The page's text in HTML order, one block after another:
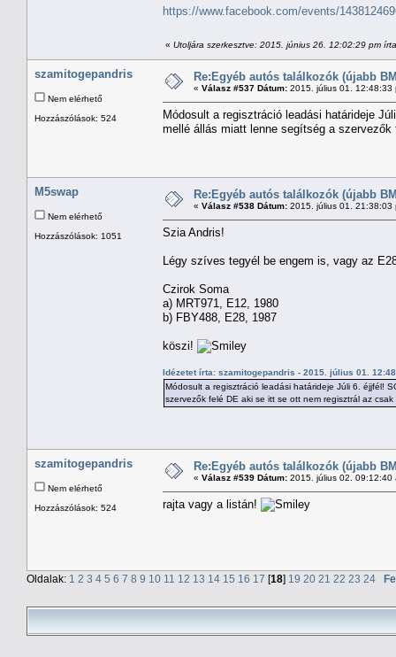
https://www.facebook.com/events/
« Utoljára szerkesztve: 2015. június 26. 12:02:29 pm
szamitogepandris
Nem elérhető
Hozzászólások: 524
Re:Egyéb autós találkozók (újabb
« Válasz #537 Dátum: 2015. július 01. 12:48:33
Módosult a regisztráció leadási határideje
mellé állás miatt lenne segítség a
M5swap
Nem elérhető
Hozzászólások: 1051
Re:Egyéb autós találkozók (újabb
« Válasz #538 Dátum: 2015. július 01. 21:38:03
Szia Andris!
Légy szíves tegyél be engem is, vagy az
Czirok Soma
a) MRT971, E12, 1980
b) FBY488, E28, 1987
köszi!
Idézetet írta: szamitogepandris - 2015. július 01.
Módosult a regisztráció leadási határideje Júli 6. éjjfél!
szervezők felé DE aki se itt se ott nem regisztrál az
szamitogepandris
Nem elérhető
Hozzászólások: 524
Re:Egyéb autós találkozók (újabb
« Válasz #539 Dátum: 2015. július 02. 09:12:40
rajta vagy a listán!
Oldalak: 1 2 3 4 5 6 7 8 9 10 11 12 13 14 15 16 17 [18] 19 20 21 22 23 24